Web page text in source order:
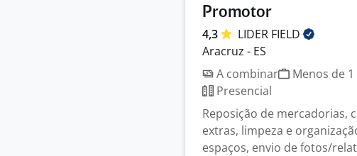
Promotor
4,3 LIDER FIELD
Aracruz - ES
A combinar
Menos de
Presencial
Reposição de mercadorias,
extras, limpeza e
espaços, envio de fotos/